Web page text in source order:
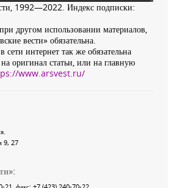
1992—2022. Индекс подписки:
другом использовании материалов,
вести» обязательна.
интернет так же обязательна
оригинал статьи, или на главную
www.arsvest.ru/
9, 27
»: